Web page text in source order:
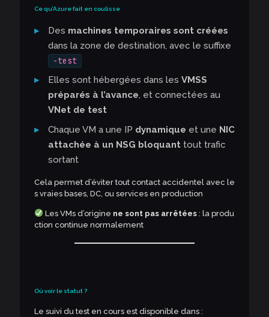
Ce qu’Azure fait en coulisse
Des machines temporaires sont créées
dans la zone de destination, avec le suffixe
-test
Elles sont hébergées dans les VMSS
préparés à l’avance, et connectées au
VNet de test
Chaque VM a une IP dynamique et une NIC
attachée à un NSG bloquanttout trafic
sortant
Cela permet d’éviter tout contact accidentel avec le
s vraies bases, DC, ou services en production
Les VMs d’origine ne sont pas arrêtées: la produ
ction continue normalement
Où voir le statut ?
Le suivi du test en cours est disponible dans :